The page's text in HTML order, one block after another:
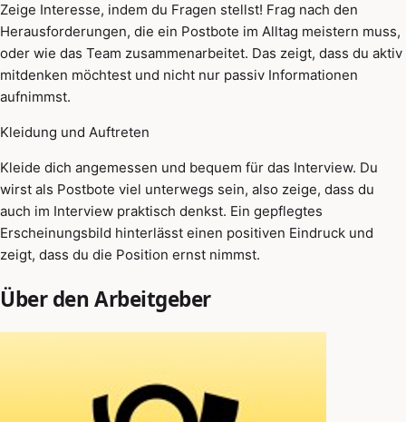
Zeige Interesse, indem du Fragen stellst! Frag nach den
Herausforderungen, die ein Postbote im Alltag meistern muss,
oder wie das Team zusammenarbeitet. Das zeigt, dass du aktiv
mitdenken möchtest und nicht nur passiv Informationen
aufnimmst.
Kleidung und Auftreten
Kleide dich angemessen und bequem für das Interview. Du
wirst als Postbote viel unterwegs sein, also zeige, dass du
auch im Interview praktisch denkst. Ein gepflegtes
Erscheinungsbild hinterlässt einen positiven Eindruck und
zeigt, dass du die Position ernst nimmst.
Über den Arbeitgeber